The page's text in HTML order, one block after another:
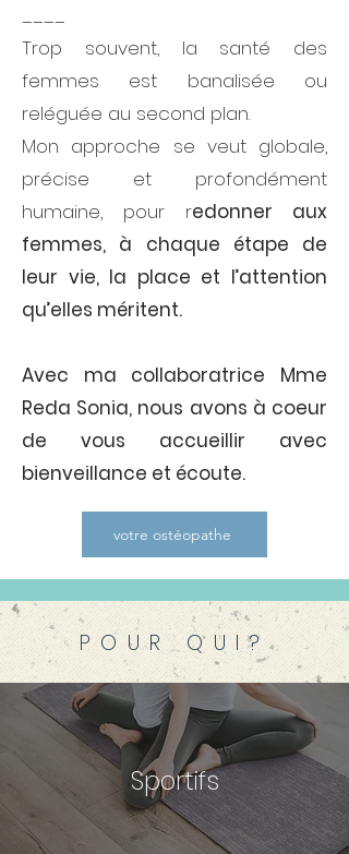
​____
Trop souvent, la santé des
femmes est banalisée ou
reléguée au second plan.
Mon approche se veut globale,
précise et profondément
humaine, pour redonner aux
femmes, à chaque étape de
leur vie, la place et l’attention
qu’elles méritent.
Avec ma collaboratrice Mme
Reda Sonia, nous avons à coeur
de vous accueillir avec
bienveillance et écoute.
votre ostéopathe
POUR QUI?
Sportifs